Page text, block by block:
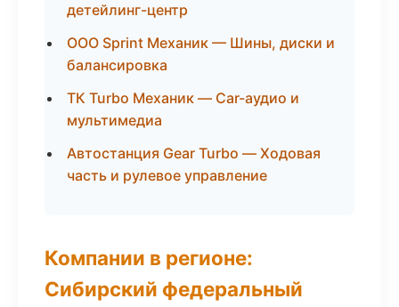
детейлинг-центр
ООО Sprint Механик — Шины, диски и
балансировка
ТК Turbo Механик — Car-аудио и
мультимедиа
Автостанция Gear Turbo — Ходовая
часть и рулевое управление
Компании в регионе:
Сибирский федеральный